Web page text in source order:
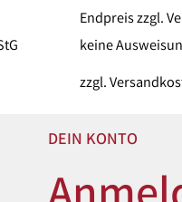
Endpreis zzgl.
keine
zzgl.
DEIN KONTO